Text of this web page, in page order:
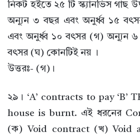
নিকট হইতে ২৫ টি স্ক্যানভিস গাছ
অন্যূন ৩ বছর এবং অনুর্ধ্ব ১৫
এবং অনুর্ধ্ব ১০ বৎসর (গ) অন্যূন ৬
বৎসর (ঘ) কোনটিই নয় ।
উত্তরঃ- (গ)।
২৯। ‘A’ contracts to pay ‘B’
house is burnt. এই ধরনের
(ক) Void contract (খ) Void